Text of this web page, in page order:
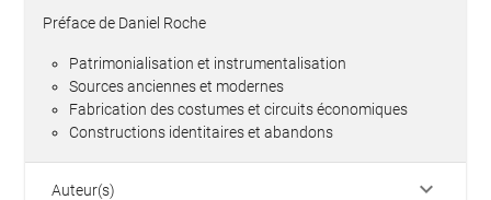
Préface de Daniel Roche
Patrimonialisation et instrumentalisation
Sources anciennes et modernes
Fabrication des costumes et circuits économiques
Constructions identitaires et abandons
Auteur(s) keyboard_arrow_down